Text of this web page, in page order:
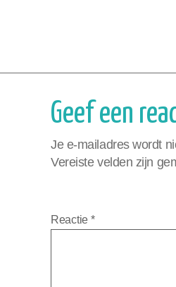
Geef een
Je e-mailadres wordt
Vereiste velden zijn
Reactie *